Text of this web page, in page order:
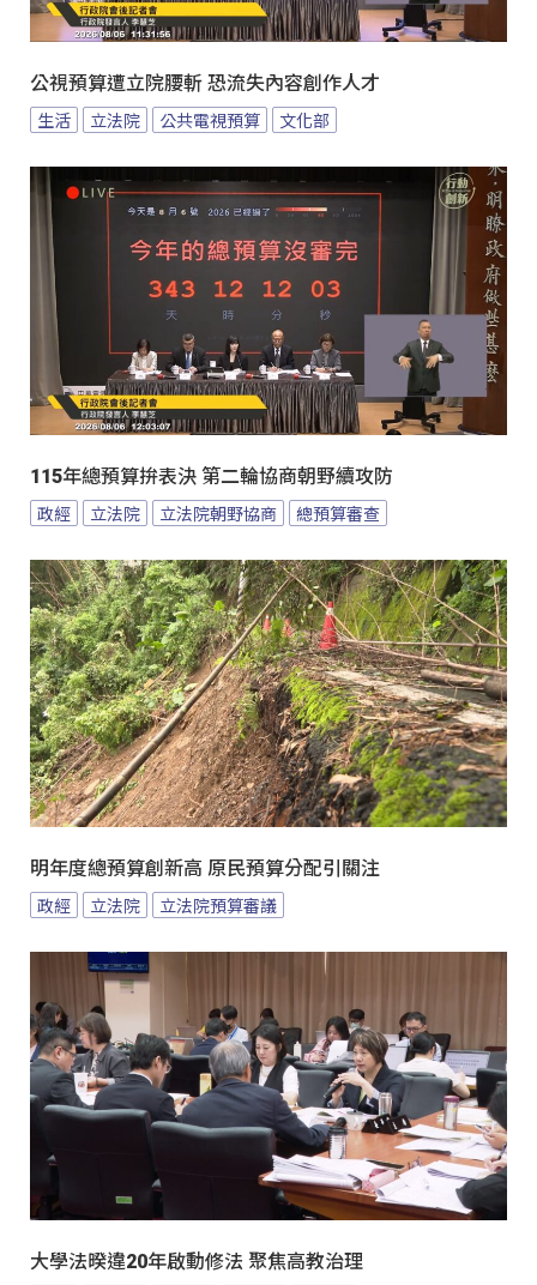
公視預算遭立院腰斬 恐流失內容創作人才
生活 立法院 公共電視預算 文化部
115年總預算拚表決 第二輪協商朝野續攻防
政經 立法院 立法院朝野協商 總預算審查
明年度總預算創新高 原民預算分配引關注
政經 立法院 立法院預算審議
大學法暌違20年啟動修法 聚焦高教治理